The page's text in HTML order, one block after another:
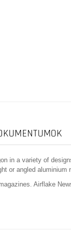
in a variety of
or angled aluminium
Airflake